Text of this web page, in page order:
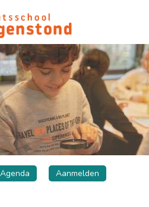
Agenda Aanmelden